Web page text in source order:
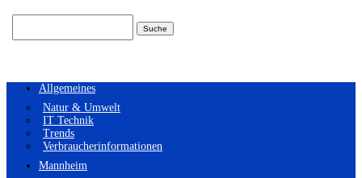
Allgemeines
Natur & Umwelt
IT Technik
Trends
Verbraucherinformationen
Mannheim